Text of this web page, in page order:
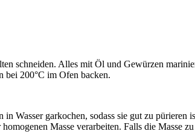
schneiden. Alles mit Öl und Gewürzen
bei 200°C im Ofen backen.
Wasser garkochen, sodass sie gut zu pürieren
Masse verarbeiten. Falls die Masse